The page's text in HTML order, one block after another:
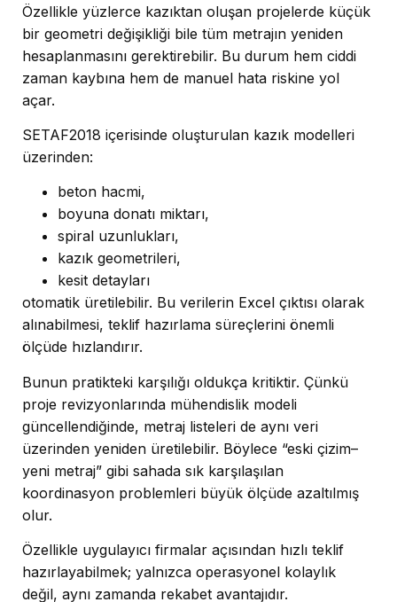
Özellikle yüzlerce kazıktan oluşan projelerde küçük
bir geometri değişikliği bile tüm metrajın yeniden
hesaplanmasını gerektirebilir. Bu durum hem ciddi
zaman kaybına hem de manuel hata riskine yol
açar.
SETAF2018 içerisinde oluşturulan kazık modelleri
üzerinden:
beton hacmi,
boyuna donatı miktarı,
spiral uzunlukları,
kazık geometrileri,
kesit detayları
otomatik üretilebilir. Bu verilerin Excel çıktısı olarak
alınabilmesi, teklif hazırlama süreçlerini önemli
ölçüde hızlandırır.
Bunun pratikteki karşılığı oldukça kritiktir. Çünkü
proje revizyonlarında mühendislik modeli
güncellendiğinde, metraj listeleri de aynı veri
üzerinden yeniden üretilebilir. Böylece “eski çizim–
yeni metraj” gibi sahada sık karşılaşılan
koordinasyon problemleri büyük ölçüde azaltılmış
olur.
Özellikle uygulayıcı firmalar açısından hızlı teklif
hazırlayabilmek; yalnızca operasyonel kolaylık
değil, aynı zamanda rekabet avantajıdır.